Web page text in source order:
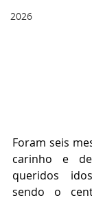
2026
Foram seis
carinho e
queridos
sendo o